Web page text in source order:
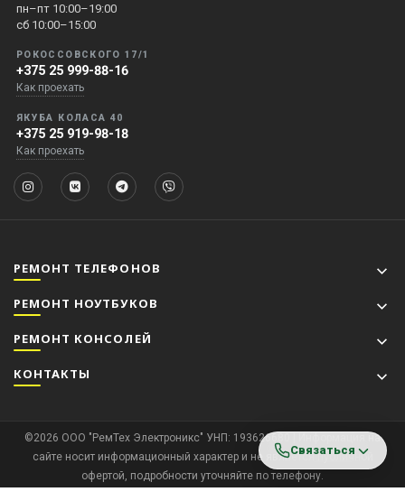
пн–пт 10:00–19:00
сб 10:00–15:00
РОКОССОВСКОГО 17/1
+375 25 999-88-16
Как проехать
ЯКУБА КОЛАСА 40
+375 25 919-98-18
Как проехать
РЕМОНТ ТЕЛЕФОНОВ
РЕМОНТ НОУТБУКОВ
РЕМОНТ КОНСОЛЕЙ
КОНТАКТЫ
©2026 ООО "РемТех Электроникс" УНП: 193626680 | Информация на
сайте носит информационный характер и не является публичной
офертой, подробности уточняйте по телефону.
Связаться